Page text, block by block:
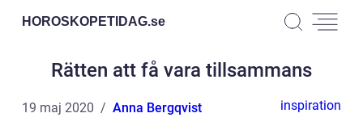
HOROSKOPETIDAG.se
Rätten att få vara tillsammans
19 maj 2020 Anna Bergqvist inspiration